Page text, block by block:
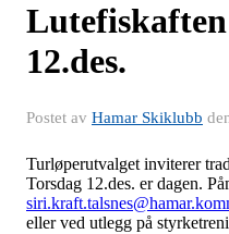
12.des.
Postet av Hamar Skiklubb
Turløperutvalget inviterer
Torsdag 12.des. er dagen.
eller ved utlegg på